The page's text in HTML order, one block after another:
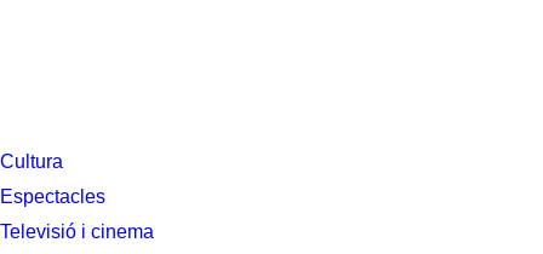
Cultura
Espectacles
Televisió i cinema